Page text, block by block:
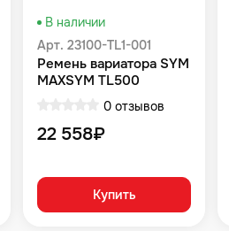
В наличии
Арт. 23100-TL1-001
Ремень вариатора SYM
MAXSYM TL500
0 отзывов
22 558₽
Купить